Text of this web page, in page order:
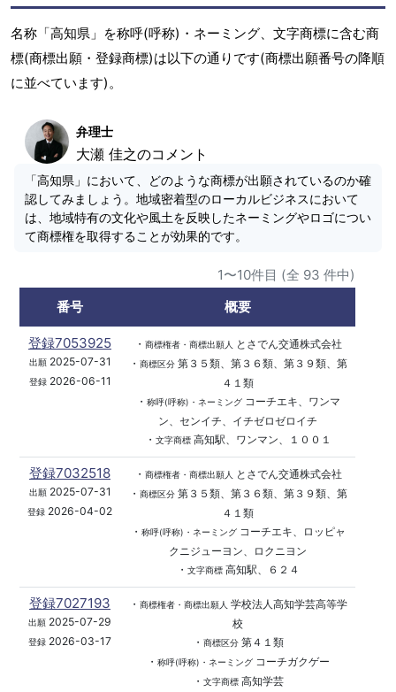
名称「高知県」を称呼(呼称)・ネーミング、文字商標に含む商
標(商標出願・登録商標)は以下の通りです(商標出願番号の降順
に並べています)。
弁理士
大瀬 佳之のコメント
「高知県」において、どのような商標が出願されているのか確
認してみましょう。地域密着型のローカルビジネスにおいて
は、地域特有の文化や風土を反映したネーミングやロゴについ
て商標権を取得することが効果的です。
1〜10件目 (全 93 件中)
番号
概要
登録7053925
出願2025-07-31
登録2026-06-11
・ 商標権者・商標出願人
とさでん交通株式会社
・ 商標区分第３５類、第３６類、第３９類、第
４１類
・ 称呼(呼称)・ネーミングコーチエキ、ワンマ
ン、センイチ、イチゼロゼロイチ
・ 文字商標高知駅、ワンマン、１００１
登録7032518
出願2025-07-31
登録 2026-04-02
・ 商標権者・商標出願人
とさでん交通株式会社
・ 商標区分第３５類、第３６類、第３９類、第
４１類
・ 称呼(呼称)・ネーミングコーチエキ、ロッピャ
クニジューヨン、ロクニヨン
・ 文字商標高知駅、６２４
登録7027193
出願 2025-07-29
登録 2026-03-17
・ 商標権者・商標出願人 学校法人高知学芸高等学
校
・ 商標区分第４１類
・ 称呼(呼称)・ネーミングコーチガクゲー
・ 文字商標高知学芸